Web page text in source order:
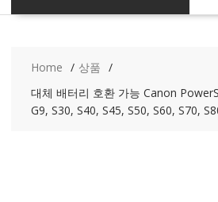
Home
상품
대체 배터리 호환 가능 Canon
G9, S30, S40, S45, S50, S60, S70,